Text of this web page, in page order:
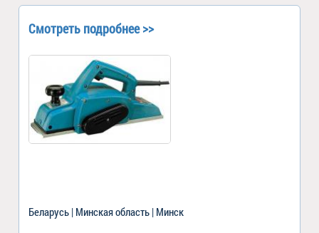
Смотреть подробнее >>
Беларусь | Минская область | Минск